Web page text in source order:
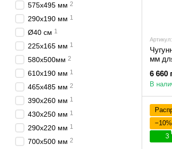
мм
6 660
В
−10%
3
575х495 мм 2
290x190 мм 1
Ø40 см 1
225x165 мм 1
580x500мм 2
610х190 мм 1
465х485 мм 2
390x260 мм 1
430х250 мм 1
290x220 мм 1
700х500 мм 2